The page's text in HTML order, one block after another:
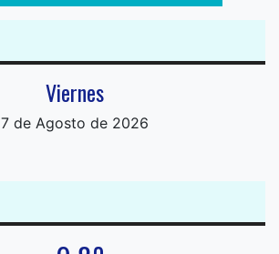
Viernes
7 de Agosto de 2026